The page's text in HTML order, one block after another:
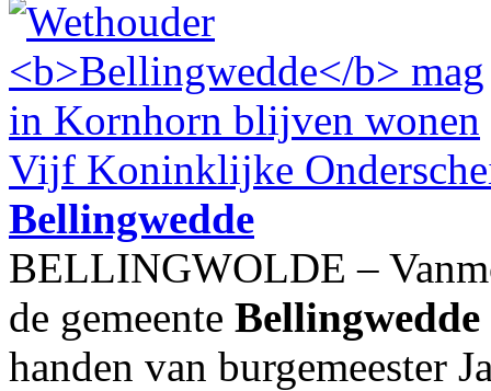
Vijf Koninklijke
Bellingwedde
BELLINGWOLDE –
de gemeente Bellingwedde
handen van burgemeester